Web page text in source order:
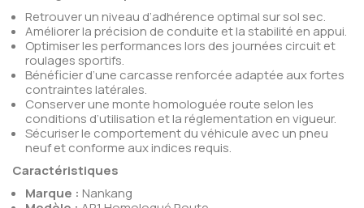
Retrouver un niveau d’adhérence optimal sur sol sec.
Améliorer la précision de conduite et la stabilité en appui.
Optimiser les performances lors des journées circuit et
roulages sportifs.
Bénéficier d’une carcasse renforcée adaptée aux fortes
contraintes latérales.
Conserver une monte homologuée route selon les
conditions d’utilisation et la réglementation en vigueur.
Sécuriser le comportement du véhicule avec un pneu
neuf et conforme aux indices requis.
Caractéristiques
Marque : Nankang